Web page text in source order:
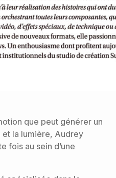
que peut générer un
et la lumière, Audrey
fois au sein d’une